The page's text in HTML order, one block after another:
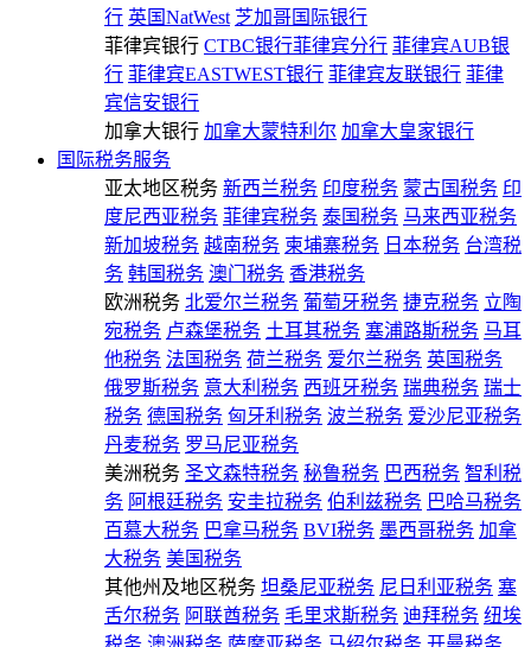
行 英国NatWest 芝加哥国际银行
菲律宾银行 CTBC银行菲律宾分行 菲律宾AUB银
行 菲律宾EASTWEST银行 菲律宾友联银行 菲律
宾信安银行
加拿大银行 加拿大蒙特利尔 加拿大皇家银行
国际税务服务
亚太地区税务 新西兰税务 印度税务 蒙古国税务 印
度尼西亚税务 菲律宾税务 泰国税务 马来西亚税务
新加坡税务 越南税务 柬埔寨税务 日本税务 台湾税
务 韩国税务 澳门税务 香港税务
欧洲税务 北爱尔兰税务 葡萄牙税务 捷克税务 立陶
宛税务 卢森堡税务 土耳其税务 塞浦路斯税务 马耳
他税务 法国税务 荷兰税务 爱尔兰税务 英国税务
俄罗斯税务 意大利税务 西班牙税务 瑞典税务 瑞士
税务 德国税务 匈牙利税务 波兰税务 爱沙尼亚税务
丹麦税务 罗马尼亚税务
美洲税务 圣文森特税务 秘鲁税务 巴西税务 智利税
务 阿根廷税务 安圭拉税务 伯利兹税务 巴哈马税务
百慕大税务 巴拿马税务 BVI税务 墨西哥税务 加拿
大税务 美国税务
其他州及地区税务 坦桑尼亚税务 尼日利亚税务 塞
舌尔税务 阿联酋税务 毛里求斯税务 迪拜税务 纽埃